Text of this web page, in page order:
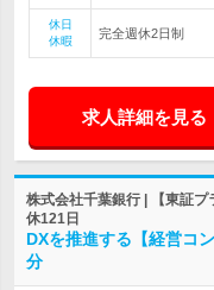
休日
休暇
完全週休2日制
求人詳細を見る
株式会社千葉銀行 | 【東証
休121日
DXを推進する【経営コ
分